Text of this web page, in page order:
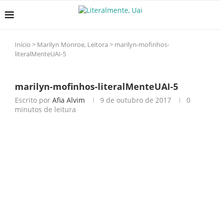
Início > Marilyn Monroe, Leitora > marilyn-mofinhos-
literalMenteUAI-5
marilyn-mofinhos-literalMenteUAI-5
Escrito por Afia Alvim 9 de outubro de 2017
0
minutos de leitura